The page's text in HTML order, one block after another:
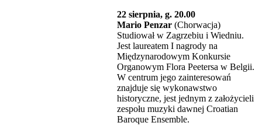
22 sierpnia, g. 20.00
Mario Penzar (Chorwacja)
Studiował w Zagrzebiu i Wiedniu.
Jest laureatem I nagrody na
Międzynarodowym Konkursie
Organowym Flora Peetersa w Belgii.
W centrum jego zainteresowań
znajduje się wykonawstwo
historyczne, jest jednym z założycieli
zespołu muzyki dawnej Croatian
Baroque Ensemble.